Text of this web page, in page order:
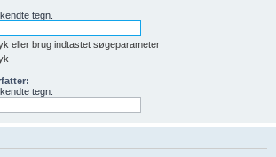
tegn.
eller brug indtastet søgeparameter
tegn.